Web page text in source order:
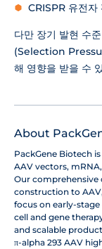
CRISPR 유전자
다만 장기 발현 수
(Selection
해 영향을 받을 수
About
PackGene Biotech
AAV vectors,
Our comprehensive
construction to
focus on early-
cell and gene
and scalable
π-alpha 293 AAV